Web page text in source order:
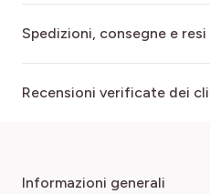
Spedizioni, consegne e resi
Recensioni verificate dei
informazioni generali